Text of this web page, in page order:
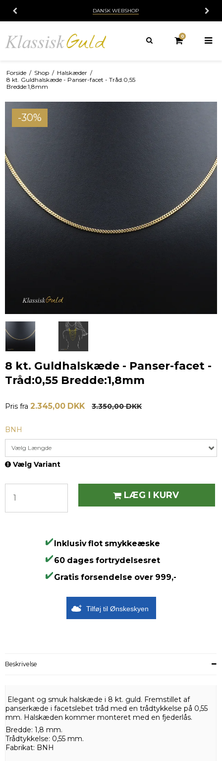
DANSK WEBSHOP
0
Forside / Shop / Halskæder /
8 kt. Guldhalskæde - Panser-facet - Tråd:0,55
Bredde:1,8mm
-30%
8 kt. Guldhalskæde - Panser-facet -
Tråd:0,55 Bredde:1,8mm
Pris fra 2.345,00 DKK 3.350,00 DKK
BNH
Vælg Længde
Vælg Variant
LÆG I KURV
Inklusiv flot smykkeæske
60 dages fortrydelsesret
Gratis forsendelse over 999,-
Tilføj til Ønskeskyen
Beskrivelse
Elegant og smuk halskæde i 8 kt. guld. Fremstillet af
panserkæde i facetslebet tråd med en trådtykkelse på 0,55
mm. Halskæden kommer monteret med en fjederlås.
Bredde: 1,8 mm.
Trådtykkelse: 0,55 mm.
Fabrikat: BNH